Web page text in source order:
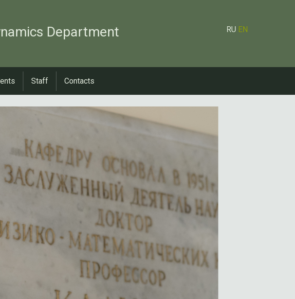
Department RU EN
Staff Contacts